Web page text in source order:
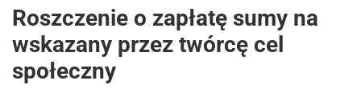
Roszczenie o zapłatę sumy na
wskazany przez twórcę cel
społeczny